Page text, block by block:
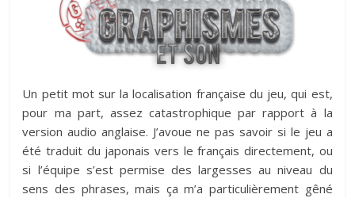
Un petit mot sur la localisation française du jeu, qui est,
pour ma part, assez catastrophique par rapport à la
version audio anglaise. J’avoue ne pas savoir si le jeu a
été traduit du japonais vers le français directement, ou
si l’équipe s’est permise des largesses au niveau du
sens des phrases, mais ça m’a particulièrement gêné